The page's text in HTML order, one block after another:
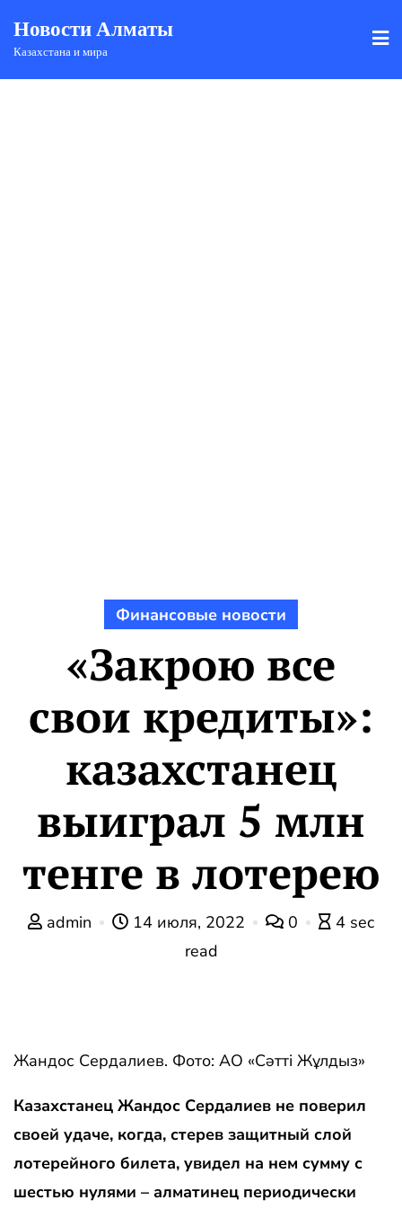
Новости Алматы
Казахстана и мира
Финансовые новости
«Закрою все
свои кредиты»:
казахстанец
выиграл 5 млн
тенге в лотерею
admin 14 июля, 2022 0
4 sec
read
Жандос Сердалиев. Фото: АО «Сәтті Жұлдыз»
Казахстанец Жандос Сердалиев не поверил
своей удаче, когда, стерев защитный слой
лотерейного билета, увидел на нем сумму с
шестью нулями – алматинец периодически